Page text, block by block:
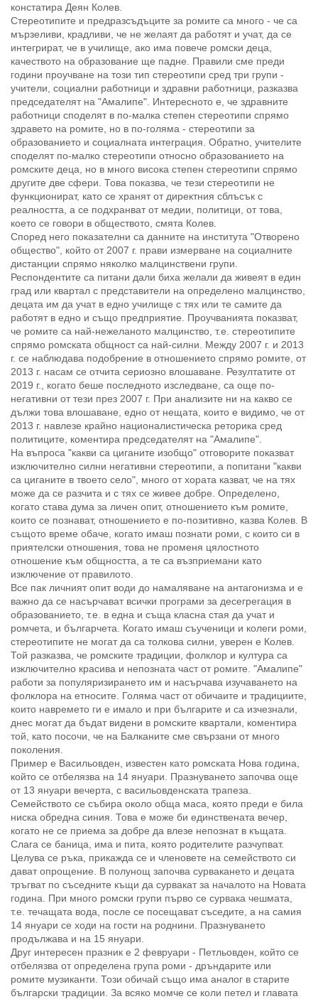
констатира Деян Колев.
Стереотипите и предразсъдъците за ромите са много - че са
мързеливи, крадливи, че не желаят да работят и учат, да се
интегрират, че в училище, ако има повече ромски деца,
качеството на образование ще падне. Правили сме преди
години проучване на този тип стереотипи сред три групи -
учители, социални работници и здравни работници, разказва
председателят на "Амалипе". Интересното е, че здравните
работници споделят в по-малка степен стереотипи спрямо
здравето на ромите, но в по-голяма - стереотипи за
образованието и социалната интеграция. Обратно, учителите
споделят по-малко стереотипи относно образованието на
ромските деца, но в много висока степен стереотипи спрямо
другите две сфери. Това показва, че тези стереотипи не
функционират, като се хранят от директния сблъсък с
реалността, а се подхранват от медии, политици, от това,
което се говори в обществото, смята Колев.
Според него показателни са данните на института "Отворено
общество", който от 2007 г. прави измерване на социалните
дистанции спрямо няколко малцинствени групи.
Респондентите са питани дали биха желали да живеят в един
град или квартал с представители на определено малцинство,
децата им да учат в едно училище с тях или те самите да
работят в едно и също предприятие. Проучванията показват,
че ромите са най-нежеланото малцинство, т.е. стереотипите
спрямо ромската общност са най-силни. Между 2007 г. и 2013
г. се наблюдава подобрение в отношението спрямо ромите, от
2013 г. насам се отчита сериозно влошаване. Резултатите от
2019 г., когато беше последното изследване, са още по-
негативни от тези през 2007 г. При анализите ни на какво се
дължи това влошаване, едно от нещата, които е видимо, че от
2013 г. навлезе крайно националистическа реторика сред
политиците, коментира председателят на "Амалипе".
На въпроса "какви са циганите изобщо" отговорите показват
изключително силни негативни стереотипи, а попитани "какви
са циганите в твоето село", много от хората казват, че на тях
може да се разчита и с тях се живее добре. Определено,
когато става дума за личен опит, отношението към ромите,
които се познават, отношението е по-позитивно, казва Колев. В
същото време обаче, когато имаш познати роми, с които си в
приятелски отношения, това не променя цялостното
отношение към общността, а те са възприемани като
изключение от правилото.
Все пак личният опит води до намаляване на антагонизма и е
важно да се насърчават всички програми за десегрегация в
образованието, т.е. в една и съща класна стая да учат и
ромчета, и българчета. Когато имаш съученици и колеги роми,
стереотипите не могат да са толкова силни, уверен е Колев.
Той разказва, че ромските традиции, фолклор и култура са
изключително красива и непозната част от ромите. "Амалипе"
работи за популяризирането им и насърчава изучаването на
фолклора на етносите. Голяма част от обичаите и традициите,
които навремето ги е имало и при българите и са изчезнали,
днес могат да бъдат видени в ромските квартали, коментира
той, като посочи, че на Балканите сме свързани от много
поколения.
Пример е Васильовден, известен като ромската Нова година,
който се отбелязва на 14 януари. Празнуването започва още
от 13 януари вечерта, с васильовденската трапеза.
Семейството се събира около обща маса, която преди е била
ниска обредна синия. Това е може би единствената вечер,
когато не се приема за добре да влезе непознат в къщата.
Слага се баница, има и пита, която родителите разчупват.
Целува се ръка, прикажда се и членовете на семейството си
дават опрощение. В полунощ започва сурвакането и децата
тръгват по съседните къщи да сурвакат за началото на Новата
година. При много ромски групи първо се сурвака чешмата,
т.е. течащата вода, после се посещават съседите, а на самия
14 януари се ходи на гости на роднини. Празнуването
продължава и на 15 януари.
Друг интересен празник е 2 февруари - Петльовден, който се
отбелязва от определена група роми - дръндарите или
ромите музиканти. Този обичай също има аналог в старите
български традиции. За всяко момче се коли петел и главата